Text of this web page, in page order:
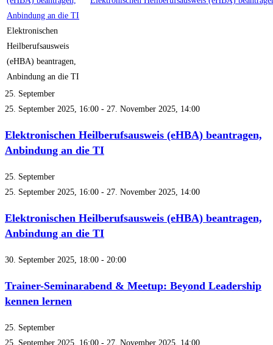
Anbindung an die TI
Elektronischen
Heilberufsausweis
(eHBA) beantragen,
Anbindung an die TI
25. September
25. September 2025, 16:00 - 27. November 2025, 14:00
Elektronischen Heilberufsausweis (eHBA) beantragen,
Anbindung an die TI
25. September
25. September 2025, 16:00 - 27. November 2025, 14:00
Elektronischen Heilberufsausweis (eHBA) beantragen,
Anbindung an die TI
30. September 2025, 18:00 - 20:00
Trainer-Seminarabend & Meetup: Beyond Leadership
kennen lernen
25. September
25. September 2025, 16:00 - 27. November 2025, 14:00